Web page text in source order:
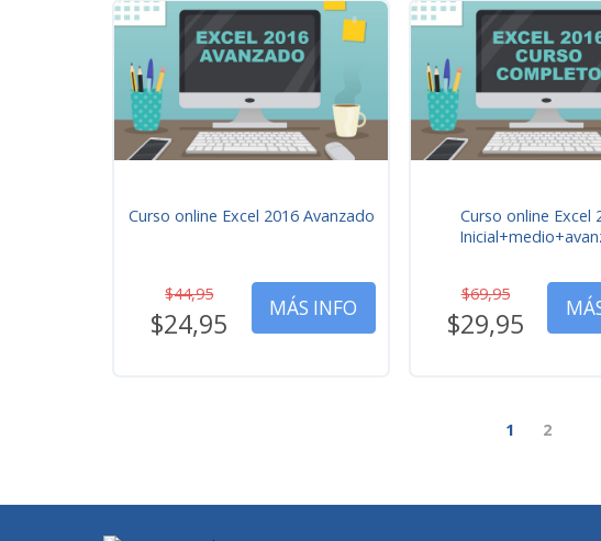
Curso online Excel 2016 Avanzado
$44,95
$24,95 MÁS INFO
Curso online Excel
$69,95
$29,95
1 2